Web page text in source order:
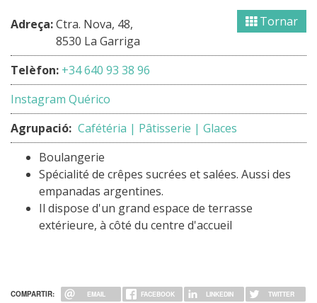
Tornar
Adreça:Ctra. Nova, 48,
8530 La Garriga
Telèfon: +34 640 93 38 96
Instagram Quérico
Agrupació: Cafétéria | Pâtisserie | Glaces
Boulangerie
Spécialité de crêpes sucrées et salées. Aussi des
empanadas argentines.
Il dispose d'un grand espace de terrasse
extérieure, à côté du centre d'accueil
COMPARTIR: EMAIL FACEBOOK LINKEDIN TWITTER